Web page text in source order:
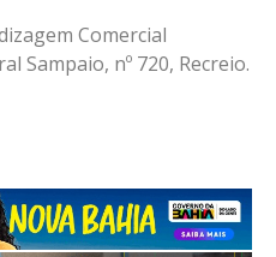
Comercial
Sampaio, nº 720, Recreio.